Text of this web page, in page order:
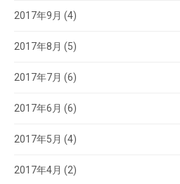
2017年9月 (4)
2017年8月 (5)
2017年7月 (6)
2017年6月 (6)
2017年5月 (4)
2017年4月 (2)